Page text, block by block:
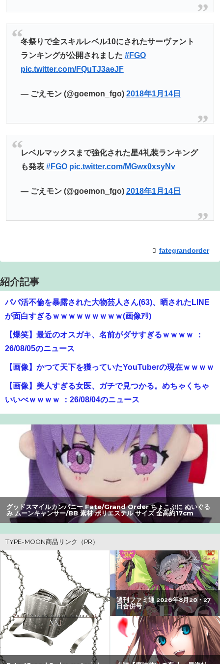
冬祭りで全スキルレベル10にされたサーヴァント
ランキングが公開されました #FGO
pic.twitter.com/FQuTJ3aeJF
— ごえモン (@goemon_fgo) 2018年1月14日
レベルマックスまで強化された星4礼装ランキング
も発表 #FGO pic.twitter.com/MGwx0xsyNv
— ごえモン (@goemon_fgo) 2018年1月14日
fategrandorder
紹介記事
パパ活不倫を暴露された大物芸人さん(63)、晒されたLINE
が面白すぎるｗｗｗｗｗｗｗｗｗ(画像ｱﾘ)
【爆笑】最近のオスガキ、名前がダサすぎるｗｗｗｗ ：
26/08/05のニュース
【画像】かつて天下を獲っていたYouTuberの現在ｗｗｗｗ
【画像】美人すぎる女医、ガチで見つかる。めちゃくちゃ
いいべｗｗｗｗ ：26/08/04のニュース
の”があったんだけど…」
【朗報】アマガミの棚町薫さん、最新絵でめっちゃ可愛く
なる：26/08/03のニュース
オコエ瑠偉、メキシコに渡って2球団を即クビ→SNS更新が
3ヶ月間止まって消息不明に
【悲報】Z世代の身長低下の理由、ついに判明かｗｗｗｗ：
【悲報】大学生の頃に出会った小学生と結婚した男、めち
ゃくちゃ炎上してしまうwwwwwwwww
【画像】瀬戸環奈（セトカン）さん、ティファのコスプレ
でシコらせにくるｗｗｗ：26/08/01のニュース
【動画】大阪府警に射殺されたオッサン、めちゃめちゃ苦
しそうに死ぬ
【速報】熊本イオンモール、爆発の原因は『これ』の可能
性
グッドスマイルカンパニー Fate/Grand Order ちょこぷに ぬいぐる
み ムーンキャンサー/BB 素材 ポリエステル サイズ 全高約17cm